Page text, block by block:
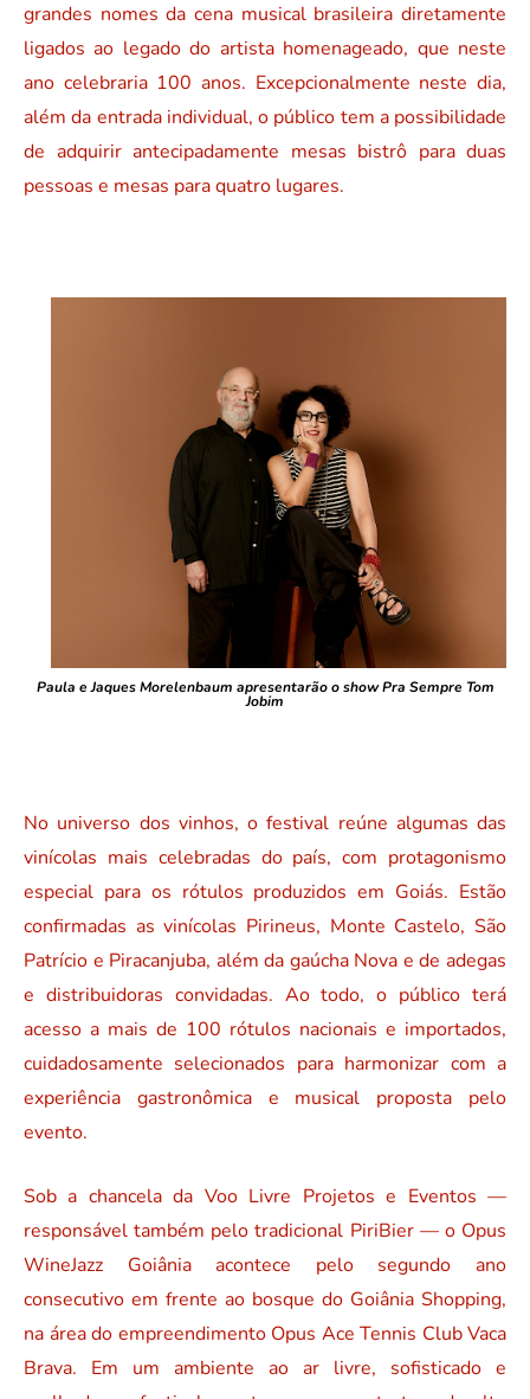
grandes nomes da cena musical brasileira diretamente
ligados ao legado do artista homenageado, que neste
ano celebraria 100 anos. Excepcionalmente neste dia,
além da entrada individual, o público tem a possibilidade
de adquirir antecipadamente mesas bistrô para duas
pessoas e mesas para quatro lugares.
Paula e Jaques Morelenbaum apresentarão o show Pra Sempre Tom
Jobim
No universo dos vinhos, o festival reúne algumas das
vinícolas mais celebradas do país, com protagonismo
especial para os rótulos produzidos em Goiás. Estão
confirmadas as vinícolas Pirineus, Monte Castelo, São
Patrício e Piracanjuba, além da gaúcha Nova e de adegas
e distribuidoras convidadas. Ao todo, o público terá
acesso a mais de 100 rótulos nacionais e importados,
cuidadosamente selecionados para harmonizar com a
experiência gastronômica e musical proposta pelo
evento.
Sob a chancela da Voo Livre Projetos e Eventos —
responsável também pelo tradicional PiriBier — o Opus
WineJazz Goiânia acontece pelo segundo ano
consecutivo em frente ao bosque do Goiânia Shopping,
na área do empreendimento Opus Ace Tennis Club Vaca
Brava. Em um ambiente ao ar livre, sofisticado e